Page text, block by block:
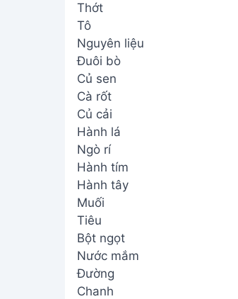
Thớt
Tô
Nguyên liệu
Đuôi bò
Củ sen
Cà rốt
Củ cải
Hành lá
Ngò rí
Hành tím
Hành tây
Muối
Tiêu
Bột ngọt
Nước mắm
Đường
Chanh